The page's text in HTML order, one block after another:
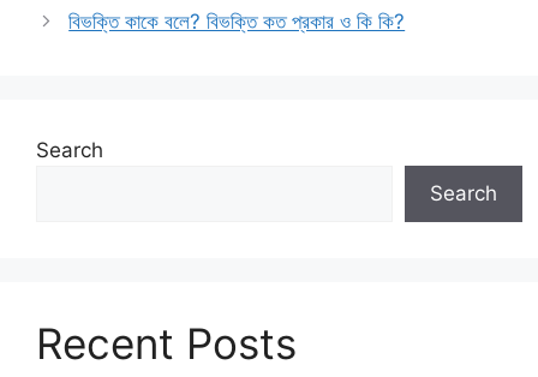
বিভক্তি কাকে বলে? বিভক্তি কত প্রকার ও কি কি?
Search
Search
Recent Posts